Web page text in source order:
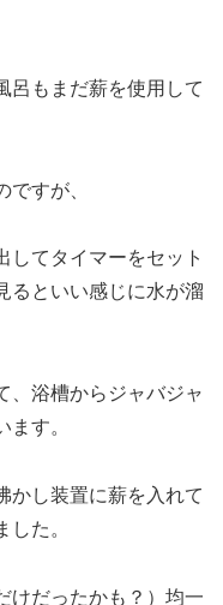
呂もまだ薪を使用して
すが、
してタイマーをセット
るといい感じに水が溜
、浴槽からジャバジャ
す。
かし装置に薪を入れて
た。
けだったかも？）均一